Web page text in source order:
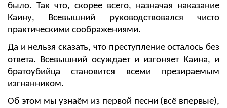
было. Так что, скорее всего, назначая наказание
Каину, Всевышний руководствовался чисто
практическими соображениями.
Да и нельзя сказать, что преступление осталось без
ответа. Всевышний осуждает и изгоняет Каина, и
братоубийца становится всеми презираемым
изгнанником.
Об этом мы узнаём из первой песни (всё впервые),